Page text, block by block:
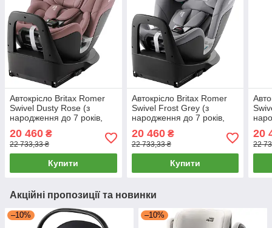
Автокрісло Britax Romer
Swivel Dusty Rose (з
народження до 7 років,
кріплення ISOFIX, поворот
360 °)
20 460 ₴
22 733,33 ₴
Купити
Автокрісло Britax Romer
Swivel Frost Grey (з
народження до 7 років,
кріплення ISOFIX, поворот
360 °)
20 460₴
22 733,33 ₴
Купити
360
20
22
Акційні пропозиції та новинки
–10% –10%